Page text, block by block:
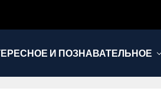
И ПОЗНАВАТЕЛЬНОЕ